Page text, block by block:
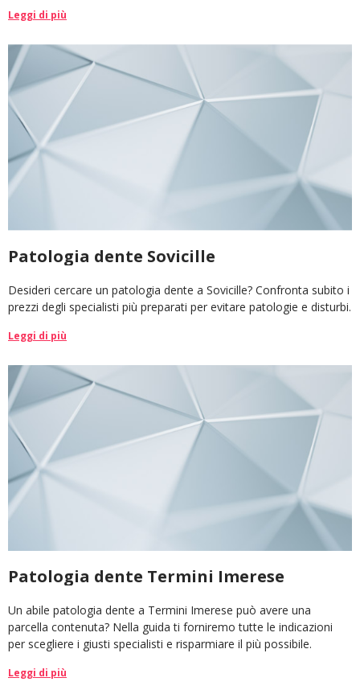
Leggi di più
Patologia dente Sovicille
Desideri cercare un patologia dente a Sovicille? Confronta subito i
prezzi degli specialisti più preparati per evitare patologie e disturbi.
Leggi di più
Patologia dente Termini Imerese
Un abile patologia dente a Termini Imerese può avere una
parcella contenuta? Nella guida ti forniremo tutte le indicazioni
per scegliere i giusti specialisti e risparmiare il più possibile.
Leggi di più